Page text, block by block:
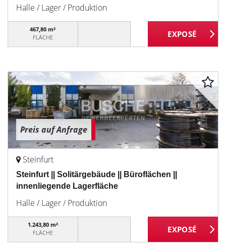
Halle / Lager / Produktion
467,80 m²
FLÄCHE
Preis auf Anfrage
Steinfurt
Steinfurt || Solitärgebäude || Büroflächen ||
innenliegende Lagerfläche
Halle / Lager / Produktion
1.243,80 m²
FLÄCHE